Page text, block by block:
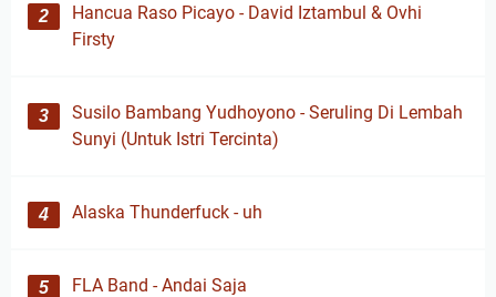
Hancua Raso Picayo - David Iztambul & Ovhi
Firsty
Susilo Bambang Yudhoyono - Seruling Di Lembah
Sunyi (Untuk Istri Tercinta)
Alaska Thunderfuck - uh
FLA Band - Andai Saja